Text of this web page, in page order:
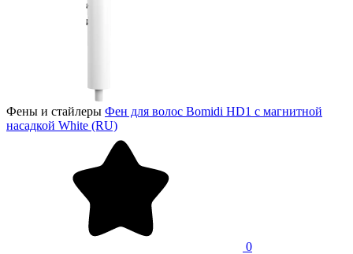
Фены и стайлеры Фен для волос Bomidi HD1 с магнитной
насадкой White (RU)
0